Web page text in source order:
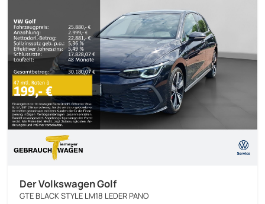
Der Volkswagen Golf
GTE BLACK STYLE LM18 LEDER PANO